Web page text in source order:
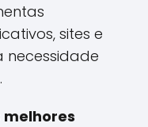
sites e
necessidade
melhores